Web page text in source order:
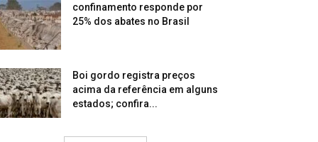
confinamento responde por
25% dos abates no Brasil
Boi gordo registra preços
acima da referência em alguns
estados; confira...